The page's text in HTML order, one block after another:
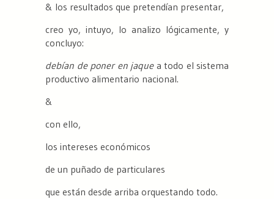
& los resultados que pretendían presentar,
creo yo, intuyo, lo analizo lógicamente, y
concluyo:
debían de poner en jaquea todo el sistema
productivo alimentario nacional.
&
con ello,
los intereses económicos
de un puñado de particulares
que están desde arriba orquestando todo.